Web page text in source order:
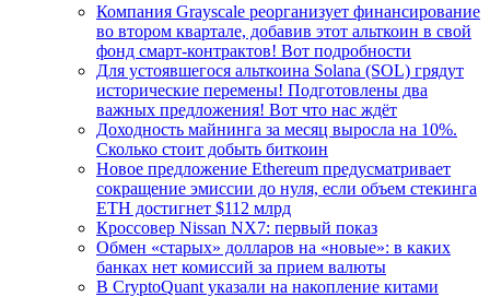
Компания Grayscale реорганизует финансирование
во втором квартале, добавив этот альткоин в свой
фонд смарт-контрактов! Вот подробности
Для устоявшегося альткоина Solana (SOL) грядут
исторические перемены! Подготовлены два
важных предложения! Вот что нас ждёт
Доходность майнинга за месяц выросла на 10%.
Сколько стоит добыть биткоин
Новое предложение Ethereum предусматривает
сокращение эмиссии до нуля, если объем стекинга
ETH достигнет $112 млрд
Кроссовер Nissan NX7: первый показ
Обмен «старых» долларов на «новые»: в каких
банках нет комиссий за прием валюты
В CryptoQuant указали на накопление китами